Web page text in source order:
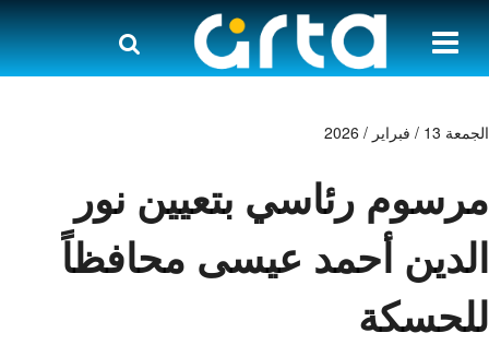
الجمعة 13 / فبراير / 2026
مرسوم رئاسي بتعيين نور
الدين أحمد عيسى محافظاً
للحسكة